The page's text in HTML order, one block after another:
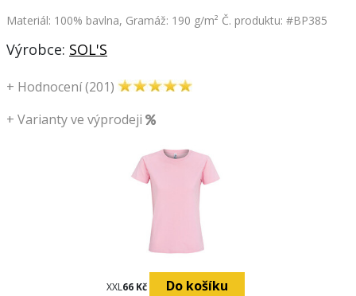
Materiál: 100% bavlna, Gramáž: 190 g/m² Č. produktu: #BP385
Výrobce: SOL'S
+ Hodnocení (201)
+ Varianty ve výprodeji
XXL66 Kč Do košíku